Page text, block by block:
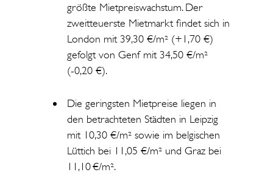
größte Mietpreiswachstum. Der
zweitteuerste Mietmarkt findet sich in
London mit 39,30 €/m² (+1,70 €)
gefolgt von Genf mit 34,50 €/m²
(-0,20 €).
Die geringsten Mietpreise liegen in
den betrachteten Städten in Leipzig
mit 10,30 €/m² sowie im belgischen
Lüttich bei 11,05 €/m² und Graz bei
11,10€/m².